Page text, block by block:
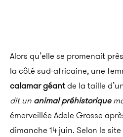
Alors qu’elle se promenait
la côté sud-africaine, une
calamar géantde la taille
dit un animal préhistorique
émerveillée Adele Grosse
dimanche 14 juin. Selon le site